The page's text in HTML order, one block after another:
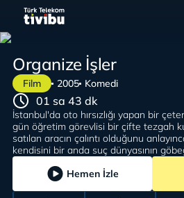
Film 2005 Komedi
Organize İşler
İstanbul'da oto hırsızlığı yapan bir
gün öğretim görevlisi bir çifte tezgah
satılan aracın çalıntı olduğunu
kendisini bir anda suç dünyasının
01 sa 43 dk
Hemen İzle